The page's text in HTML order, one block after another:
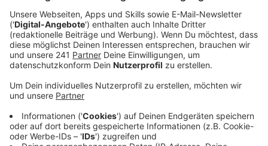
Anzeige
Überschuss beim Erzbistum Köln geht
Anzeige
Das Erzbistum Köln hat seine Bilanz für das